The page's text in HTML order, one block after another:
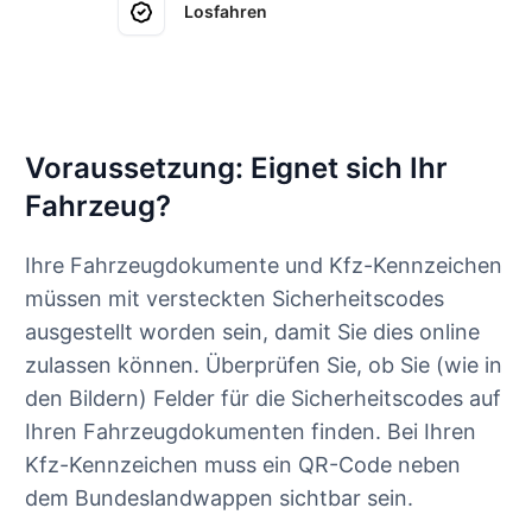
Losfahren
Voraussetzung: Eignet sich Ihr
Fahrzeug?
Ihre Fahrzeugdokumente und Kfz-Kennzeichen
müssen mit versteckten Sicherheitscodes
ausgestellt worden sein, damit Sie dies online
zulassen können. Überprüfen Sie, ob Sie (wie in
den Bildern) Felder für die Sicherheitscodes auf
Ihren Fahrzeugdokumenten finden. Bei Ihren
Kfz-Kennzeichen muss ein QR-Code neben
dem Bundeslandwappen sichtbar sein.